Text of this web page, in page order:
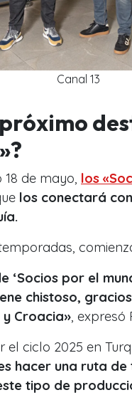
Canal 13
de mayo, los
los conectará
‘Socios por el
chistoso,
Croacia», expresó
el ciclo 2025 en
hacer una ruta
tipo de